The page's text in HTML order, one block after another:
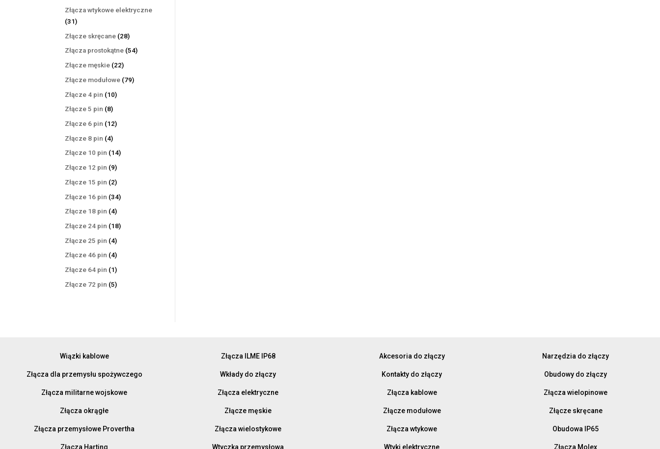
Złącza wtykowe elektryczne
3131
produktów
Złącze skręcane 2828
produktów
Złącza prostokątne 5454
Złącze męskie 2222
produkty
Złącze modułowe 7979
Złącze 4 pin 1010
Złącze 5 pin 88
produktów
Złącze 6 pin 1212
Złącze 8 pin 44
produkty
Złącze 10 pin 1414
Złącze 12 pin 99
produktów
Złącze 15 pin 22
produkty
Złącze 16 pin 3434
Złącze 18 pin 44
produkty
Złącze 24 pin 1818
Złącze 25 pin 44
produkty
Złącze 46 pin 44
produkty
Złącze 64 pin 11
produkt
Złącze 72 pin 55
Wiązki kablowe
Złącza dla przemysłu spożywczego
Złącza militarne wojskowe
Złącza okrągłe
Złącza przemysłowe Provertha
Złącza Harting
Złącza ILME IP68
Wkłady do złączy
Złącza elektryczne
Złącze męskie
Złącza wielostykowe
Wtyczka przemysłowa
Akcesoria do złączy
Kontakty do złączy
Złącza kablowe
Złącze modułowe
Złącza wtykowe
Wtyki elektryczne
Narzędzia do złączy
Obudowy do złączy
Złącza wielopinowe
Złącze skręcane
Obudowa IP65
Złącza Molex